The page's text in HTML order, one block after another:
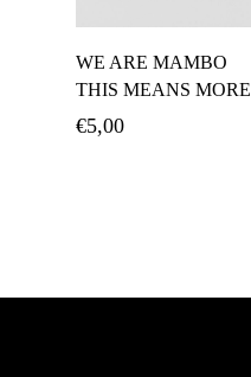
Περισσότερα
WE ARE MAMBO
THIS MEANS MORE
€5,00